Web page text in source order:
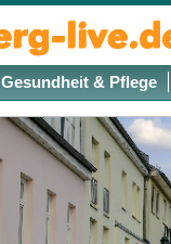
Gesundheit & Pflege